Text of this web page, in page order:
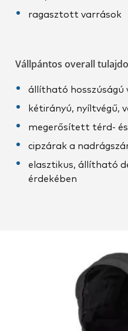
ragasztott varrások
Vállpántos overall
állítható hosszúságú
kétirányú, nyíltvégű,
megerősített térd-
cipzárak a
elasztikus, állítható
érdekében